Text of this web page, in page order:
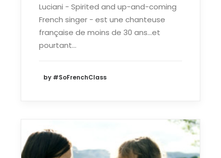
Luciani - Spirited and up-and-coming
French singer - est une chanteuse
française de moins de 30 ans…et
pourtant…
by #SoFrenchClass